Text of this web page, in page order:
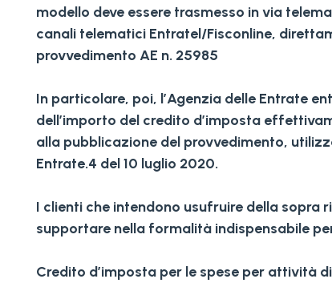
modello deve essere trasmesso in via
canali telematici Entratel/Fisconline,
provvedimento AE n. 25985
In particolare, poi, l’Agenzia delle Entrate
dell’importo del credito d’imposta
alla pubblicazione del provvedimento,
Entrate.4 del 10 luglio 2020.
I clienti che intendono usufruire della
supportare nella formalità indispensabile
Credito d’imposta per le spese per attività